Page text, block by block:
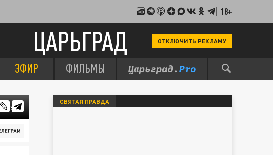
18+
ЦАРЬГРАД ОТКЛЮЧИТЬ РЕКЛАМУ
ЭФИР ФИЛЬМЫ
СВЯТАЯ ПРАВДА